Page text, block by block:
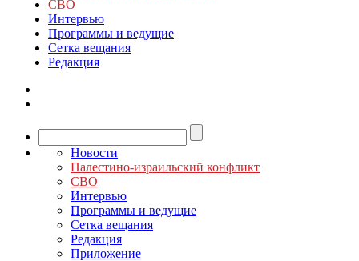
СВО
Интервью
Программы и ведущие
Сетка вещания
Редакция
Новости
Палестино-израильский конфликт
СВО
Интервью
Программы и ведущие
Сетка вещания
Редакция
Приложение